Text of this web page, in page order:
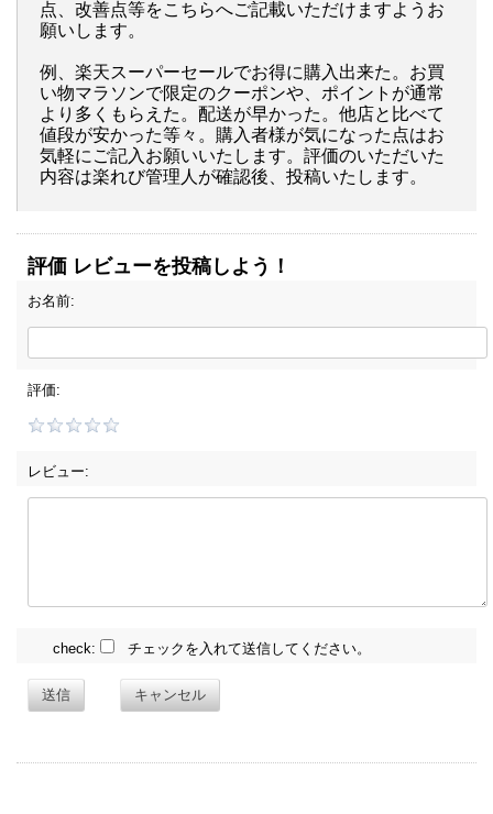
点、改善点等をこちらへご記載いただけますようお
願いします。
例、楽天スーパーセールでお得に購入出来た。お買
い物マラソンで限定のクーポンや、ポイントが通常
より多くもらえた。配送が早かった。他店と比べて
値段が安かった等々。購入者様が気になった点はお
気軽にご記入お願いいたします。評価のいただいた
内容は楽れび管理人が確認後、投稿いたします。
評価 レビューを投稿しよう！
お名前:
評価:
レビュー:
check: チェックを入れて送信してください。
送信 キャンセル